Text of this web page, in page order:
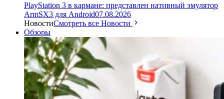
PlayStation 3 в кармане: представлен нативный эмулятор
ArmSX3 для Android07.08.2026
НовостиСмотреть все Новости
Обзоры